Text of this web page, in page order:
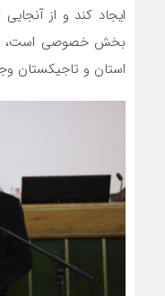
بخش خصوصی است،
استان و تاجیکستان